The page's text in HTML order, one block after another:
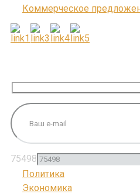
Коммерческое
75498
Политика
Экономика